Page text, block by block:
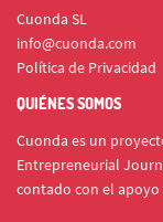
Cuonda SL
info@cuonda.com
Política de Privacidad
QUIÉNES SOMOS
Cuonda es un
Entrepreneurial
contado con el apoyo